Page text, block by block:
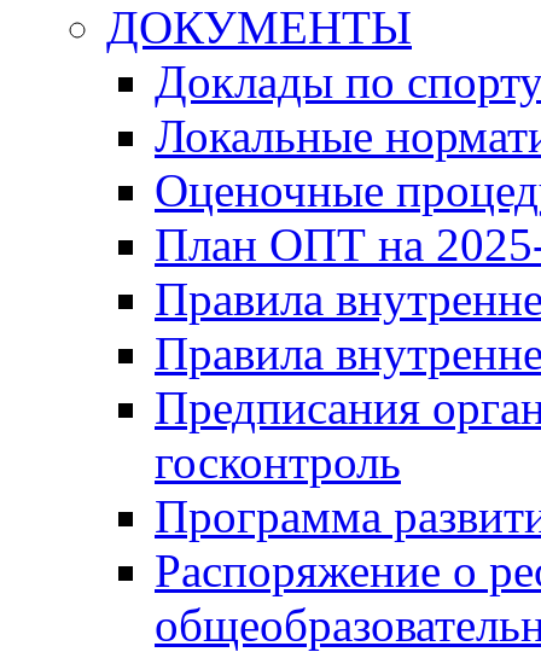
ДОКУМЕНТЫ
Доклады по
Локальные
Оценочные
План ОПТ на
Правила
Правила
Предписания
госконтроль
Программа
Распоряжение о